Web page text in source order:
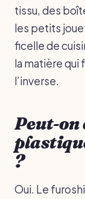
tissu, des
les petits
ficelle de
la matière qui
l’inverse.
Peut-on
?
Oui. Le